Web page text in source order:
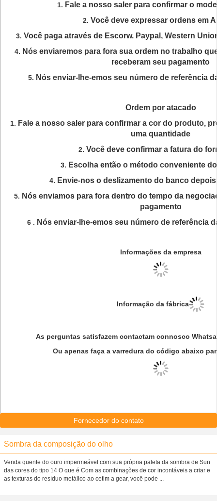
1. Fale a nosso saler para confirmar o
2. Você deve expressar ordens em
3. Você paga através de Escorw. Paypal, Western
4. Nós enviaremos para fora sua ordem no trabalho
receberam seu pagamento
5. Nós enviar-lhe-emos seu número de referência
Ordem por atacado
1. Fale a nosso saler para confirmar a cor do produto,
uma quantidade
2. Você deve confirmar a fatura do
3. Escolha então o método conveniente
4. Envie-nos o deslizamento do banco
5. Nós enviamos para fora dentro do tempo da
pagamento
6 . Nós enviar-lhe-emos seu número de referência
Informações da empresa
Informação da fábrica
As perguntas satisfazem contactam connosco
Ou apenas faça a varredura do código abaixo
Fornecedor do contato
Sombra da composição do olho
Venda quente do ouro impermeável com sua própria paleta da sombra de Sun
das cores do tipo 14 O que é Com as combinações de cor incontáveis a criar e
as texturas do resíduo metálico ao cetim a gear, você pode ...